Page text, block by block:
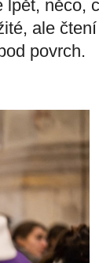
něco,
ale
povrch.